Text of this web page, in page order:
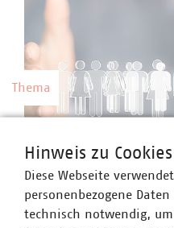
Thema
Kommunale
professionell, sind
und bieten gute
Hinweis zu Cookies
Diese Webseite
personenbezogene
technisch notwendig,